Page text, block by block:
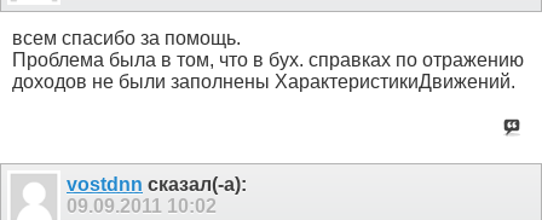
всем спасибо за помощь.
Проблема была в том, что в бух. справках по отражению
доходов не были заполнены ХарактеристикиДвижений.
vostdnn сказал(-а):
09.09.2011 10:02